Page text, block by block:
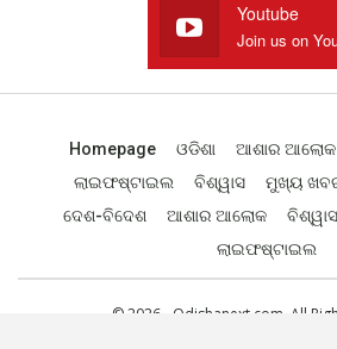
Youtube
Join us on
Homepage ଓଡିଶା ଆଶାର ଆଲୋକ
ଲାଇଫଷ୍ଟାଇଲ
ବିଶ୍ୱାସ ମୁଖ୍ୟ
ଦେଶ-ବିଦେଶ
ଆଶାର ଆଲୋକ ବିଶ୍ୱାସ
ଲାଇଫଷ୍ଟାଇଲ
© 2026 - Odishanext.com. All